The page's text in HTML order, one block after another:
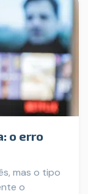
o erro
mas o tipo
o